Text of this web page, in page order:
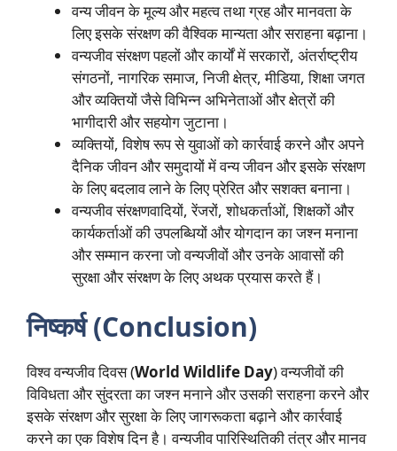
वन्य जीवन के मूल्य और महत्व तथा ग्रह और मानवता के
लिए इसके संरक्षण की वैश्विक मान्यता और सराहना बढ़ाना।
वन्यजीव संरक्षण पहलों और कार्यों में सरकारों, अंतर्राष्ट्रीय
संगठनों, नागरिक समाज, निजी क्षेत्र, मीडिया, शिक्षा जगत
और व्यक्तियों जैसे विभिन्न अभिनेताओं और क्षेत्रों की
भागीदारी और सहयोग जुटाना।
व्यक्तियों, विशेष रूप से युवाओं को कार्रवाई करने और अपने
दैनिक जीवन और समुदायों में वन्य जीवन और इसके संरक्षण
के लिए बदलाव लाने के लिए प्रेरित और सशक्त बनाना।
वन्यजीव संरक्षणवादियों, रेंजरों, शोधकर्ताओं, शिक्षकों और
कार्यकर्ताओं की उपलब्धियों और योगदान का जश्न मनाना
और सम्मान करना जो वन्यजीवों और उनके आवासों की
सुरक्षा और संरक्षण के लिए अथक प्रयास करते हैं।
निष्कर्ष (Conclusion)
विश्व वन्यजीव दिवस (World Wildlife Day) वन्यजीवों की
विविधता और सुंदरता का जश्न मनाने और उसकी सराहना करने और
इसके संरक्षण और सुरक्षा के लिए जागरूकता बढ़ाने और कार्रवाई
करने का एक विशेष दिन है। वन्यजीव पारिस्थितिकी तंत्र और मानव